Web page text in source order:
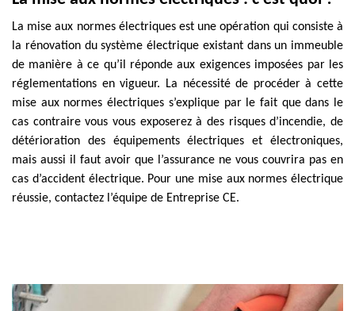
La mise aux normes électriques est une opération qui consiste à
la rénovation du système électrique existant dans un immeuble
de manière à ce qu’il réponde aux exigences imposées par les
réglementations en vigueur. La nécessité de procéder à cette
mise aux normes électriques s’explique par le fait que dans le
cas contraire vous vous exposerez à des risques d’incendie, de
détérioration des équipements électriques et électroniques,
mais aussi il faut avoir que l’assurance ne vous couvrira pas en
cas d’accident électrique. Pour une mise aux normes électrique
réussie, contactez l’équipe de Entreprise CE.